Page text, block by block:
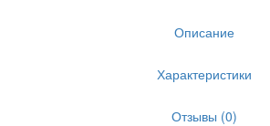
Описание
Характеристики
Отзывы (0)